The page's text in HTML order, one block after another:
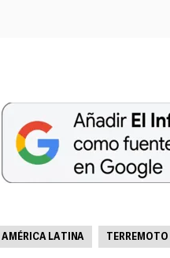
AMÉRICA LATINA TERREMOTO